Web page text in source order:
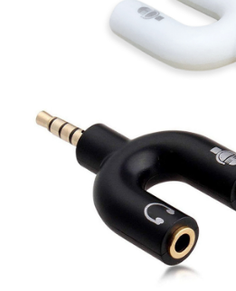
每筆NT$60，滿NT$299(含以上)免運費
每筆NT$80，滿NT$899(含以上)免運費